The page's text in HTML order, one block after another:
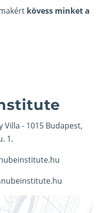
kövess minket a
Villa - 1015 Budapest,
1.